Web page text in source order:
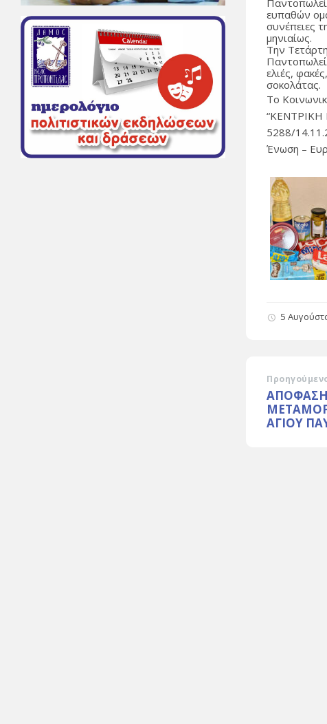
ευπαθών
συνέπειες
μηνιαίως.
Την
ελιές,
σοκολάτας.
Το
“ΚΕΝΤΡΙΚΗ
5288/
Ένωση –
5
ΑΠΟΦΑΣΗ
ΑΓΙΟΥ